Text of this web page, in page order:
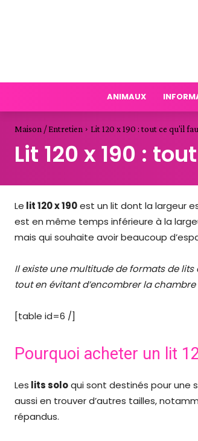
ANIMAUX
Maison / Entretien Lit 120 x 190 : tout ce qu'il
Lit 120 x 190 :
Le lit 120 x 190est un lit dont la largeur
est en même temps inférieure à la
mais qui souhaite avoir beaucoup
Il existe une multitude de formats de
tout en évitant d’encombrer la
[table id=6 /]
Pourquoi acheter un lit
Les lits soloqui sont destinés pour une
aussi en trouver d’autres tailles,
répandus.